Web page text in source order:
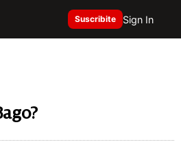
Suscribite Sign In